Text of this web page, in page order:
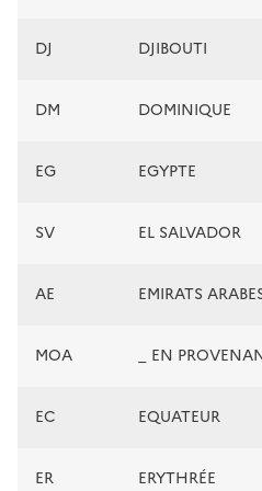
DJ DJIBOUTI
DM DOMINIQUE
EG EGYPTE
SV EL SALVADOR
AE EMIRATS
MOA _ EN
EC EQUATEUR
ER ERYTHRÉE